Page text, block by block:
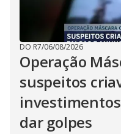
DO R7/06/08/2026
Operação
suspeitos
dar golpes